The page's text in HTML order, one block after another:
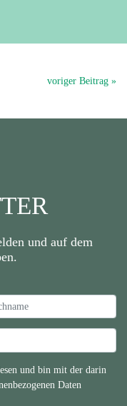
voriger Beitrag »
und auf dem
und bin mit der darin
Daten